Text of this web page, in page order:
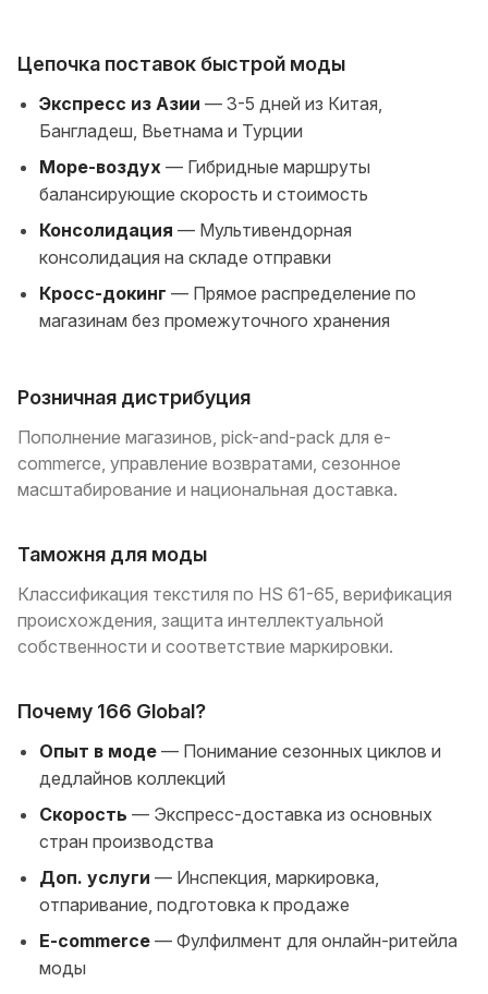
Цепочка поставок быстрой моды
Экспресс из Азии — 3-5 дней из Китая,
Бангладеш, Вьетнама и Турции
Море-воздух — Гибридные маршруты
балансирующие скорость и стоимость
Консолидация — Мультивендорная
консолидация на складе отправки
Кросс-докинг — Прямое распределение по
магазинам без промежуточного хранения
Розничная дистрибуция
Пополнение магазинов, pick-and-pack для e-
commerce, управление возвратами, сезонное
масштабирование и национальная доставка.
Таможня для моды
Классификация текстиля по HS 61-65, верификация
происхождения, защита интеллектуальной
собственности и соответствие маркировки.
Почему 166 Global?
Опыт в моде — Понимание сезонных циклов и
дедлайнов коллекций
Скорость — Экспресс-доставка из основных
стран производства
Доп. услуги — Инспекция, маркировка,
отпаривание, подготовка к продаже
E-commerce — Фулфилмент для онлайн-ритейла
моды